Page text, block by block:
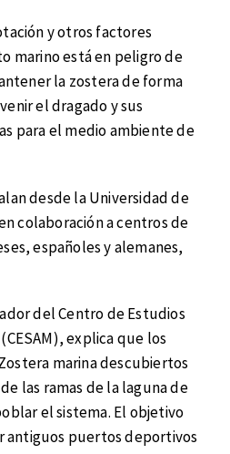
y otros factores
marino está en peligro de
la zostera de forma
el dragado y sus
para el medio ambiente de
desde la Universidad de
colaboración a centros de
españoles y alemanes,
del Centro de Estudios
explica que los
marina descubiertos
las ramas de la laguna de
el sistema. El objetivo
antiguos puertos deportivos